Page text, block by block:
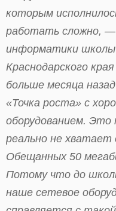
которым
работать сложно, —
информатики школы
Краснодарского
больше месяца
«Точка роста» с
оборудованием.
реально не
Обещанных 50
Потому что до
наше сетевое